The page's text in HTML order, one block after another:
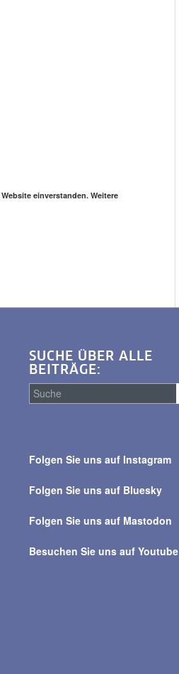
einverstanden. Weitere
SUCHE ÜBER ALLE
BEITRÄGE:
alle
Folgen Sie uns auf Instagram
Folgen Sie uns auf Bluesky
Folgen Sie uns auf Mastodon
Besuchen Sie uns auf Youtube